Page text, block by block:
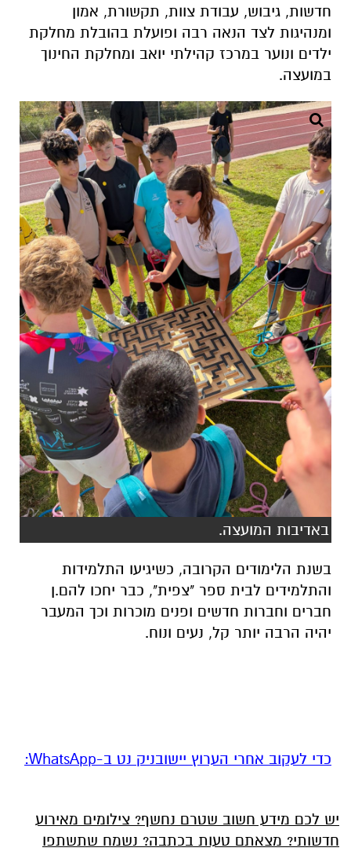
חדשות, גיבוש, עבודת צוות, תקשורת, אמון
ומנהיגות לצד הנאה רבה ופועלת בהובלת מחלקת
ילדים ונוער במרכז קהילתי יואב ומחלקת החינוך
במועצה.
באדיבות המועצה.
בשנת הלימודים הקרובה, כשיגיעו התלמידות
והתלמידים לבית ספר "צפית", כבר יחכו להם.ן
חברים וחברות חדשים ופנים מוכרות וכך המעבר
יהיה הרבה יותר קל, נעים ונוח.
‏כדי לעקוב אחרי הערוץ יישובניק נט ב-WhatsApp:‏‏‏
יש לכם מידע חשוב שטרם נחשף? צילומים מאירוע
חדשותי? מצאתם טעות בכתבה? נשמח שתשתפו